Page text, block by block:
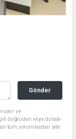
Gönder
ve
doğrudan veya dolaylı
tüm yorumlardan site